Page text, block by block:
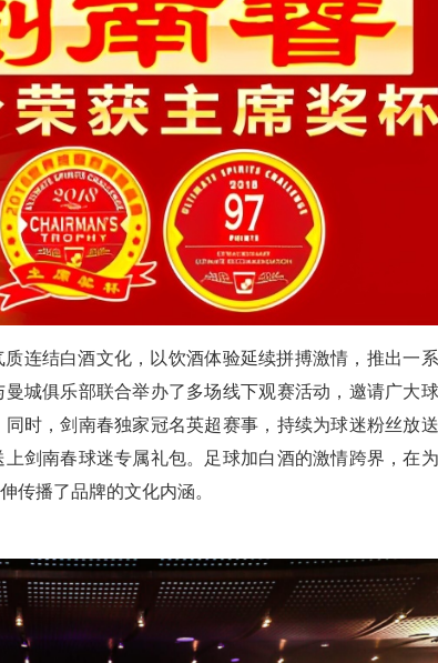
结白酒文化，以饮酒体验延续拼搏激情，推出一系
城俱乐部联合举办了多场线下观赛活动，邀请广大
时，剑南春独家冠名英超赛事，持续为球迷粉丝放
剑南春球迷专属礼包。足球加白酒的激情跨界，在
传播了品牌的文化内涵。